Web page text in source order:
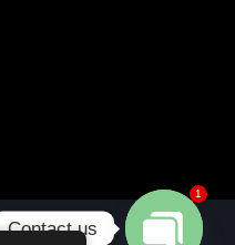
Contact us
1